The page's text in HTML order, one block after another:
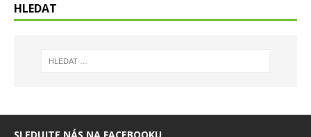
HLEDAT